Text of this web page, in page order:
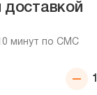
доставкой
минут по СМС